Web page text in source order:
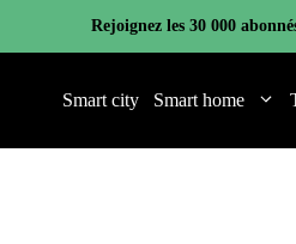
Rejoignez les 30 000
Smart city Smart home